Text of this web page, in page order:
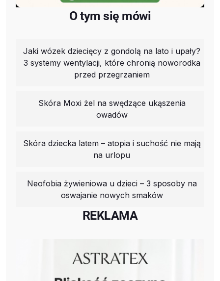
O tym się mówi
Jaki wózek dziecięcy z gondolą na lato i upały?
3 systemy wentylacji, które chronią noworodka
przed przegrzaniem
Skóra Moxi żel na swędzące ukąszenia
owadów
Skóra dziecka latem – atopia i suchość nie mają
na urlopu
Neofobia żywieniowa u dzieci – 3 sposoby na
oswajanie nowych smaków
REKLAMA